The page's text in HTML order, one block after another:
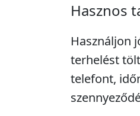
Hasznos
Használjon
terhelést
telefont,